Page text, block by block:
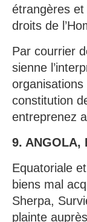
étrangères
droits de
Par courrier
sienne
organisations
constitution
entreprenez
9. ANGOLA,
Equatoriale
biens mal
Sherpa,
plainte